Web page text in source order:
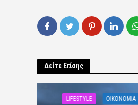
Δείτε Επίσης
LIFESTYLE
OIKONOMIA